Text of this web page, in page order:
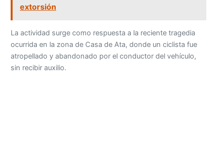
extorsión
La actividad surge como respuesta a la reciente tragedia
ocurrida en la zona de Casa de Ata, donde un ciclista fue
atropellado y abandonado por el conductor del vehículo,
sin recibir auxilio.